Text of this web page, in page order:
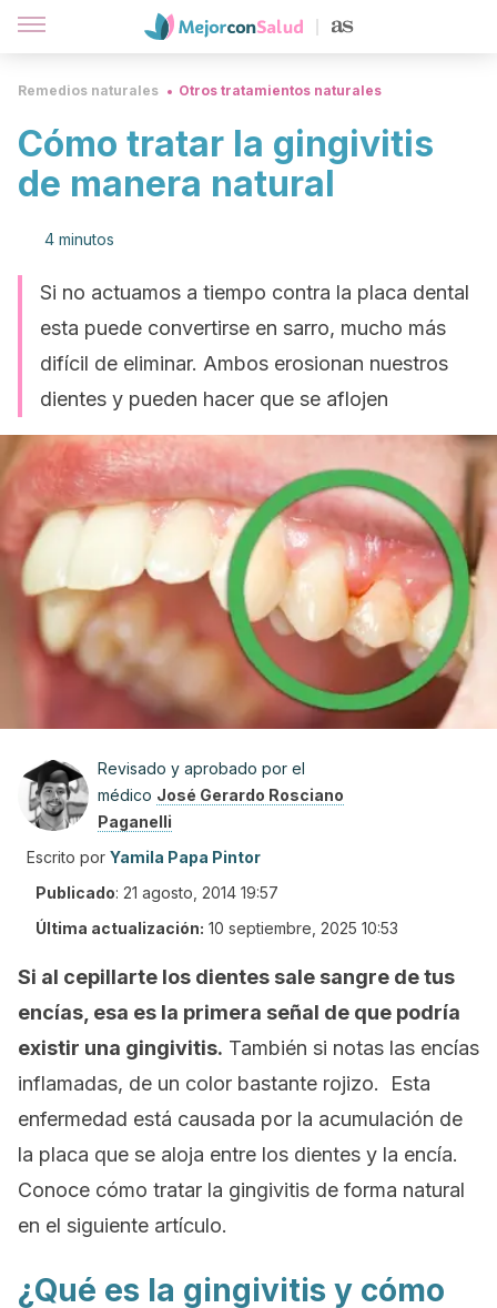
Remedios naturales Otros tratamientos naturales
Cómo tratar la gingivitis
de manera natural
4 minutos
Si no actuamos a tiempo contra la placa dental
esta puede convertirse en sarro, mucho más
difícil de eliminar. Ambos erosionan nuestros
dientes y pueden hacer que se aflojen
Revisado y aprobado por el
médico José Gerardo Rosciano
Paganelli
Escrito por Yamila Papa Pintor
Publicado: 21 agosto, 2014 19:57
Última actualización: 10 septiembre, 2025 10:53
Si al cepillarte los dientes sale sangre de tus
encías, esa es la primera señal de que podría
existir una gingivitis. También si notas las encías
inflamadas, de un color bastante rojizo. Esta
enfermedad está causada por la acumulación de
la placa que se aloja entre los dientes y la encía.
Conoce cómo tratar la gingivitis de forma natural
en el siguiente artículo.
¿Qué es la gingivitis y cómo